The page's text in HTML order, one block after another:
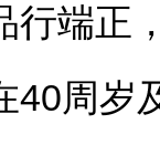
端正
周岁